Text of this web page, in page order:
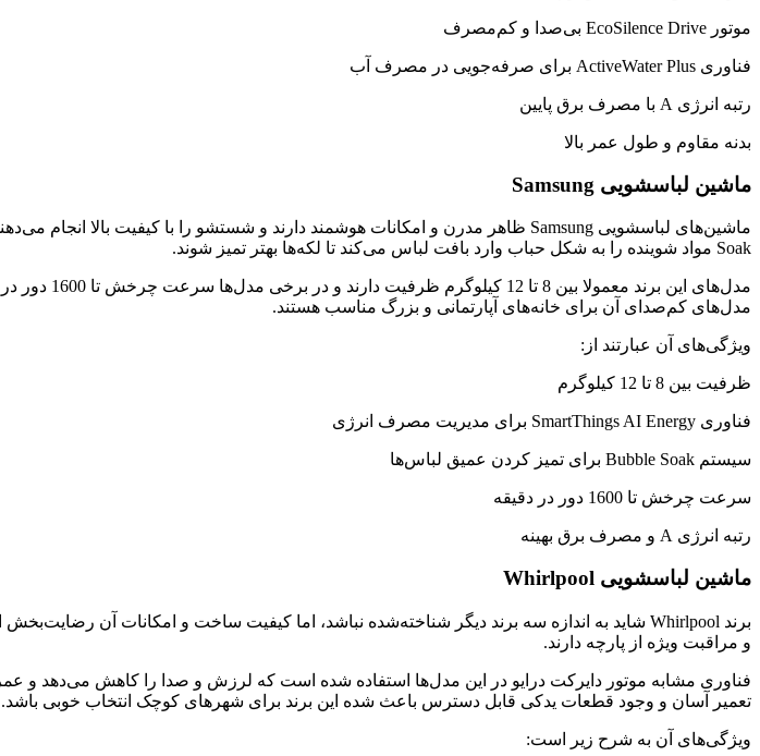
موتور EcoSilence Drive بی‌صدا و کم‌مصرف
فناوری ActiveWater Plus برای صرفه‌جویی در مصرف آب
رتبه انرژی A با مصرف برق پایین
بدنه مقاوم و طول عمر بالا
ماشین لباسشویی Samsung
Soak مواد شوینده را به شکل حباب وارد بافت لباس می‌کند تا لکه‌ها بهتر تمیز شوند.
مدل‌های کم‌صدای آن برای خانه‌های آپارتمانی و بزرگ مناسب‌ هستند.
ویژگی‌های آن عبارتند از:
ظرفیت بین 8 تا 12 کیلوگرم
فناوری SmartThings AI Energy برای مدیریت مصرف انرژی
سیستم Bubble Soak برای تمیز کردن عمیق لباس‌ها
سرعت چرخش تا 1600 دور در دقیقه
رتبه انرژی A و مصرف برق بهینه
ماشین لباسشویی Whirlpool
و مراقبت ویژه از پارچه دارند.
تعمیر آسان و وجود قطعات یدکی قابل دسترس باعث شده این برند برای شهرهای کوچک انتخاب خوبی باشد.
ویژگی‌های آن به شرح زیر است: